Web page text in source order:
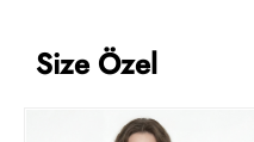
Size Özel